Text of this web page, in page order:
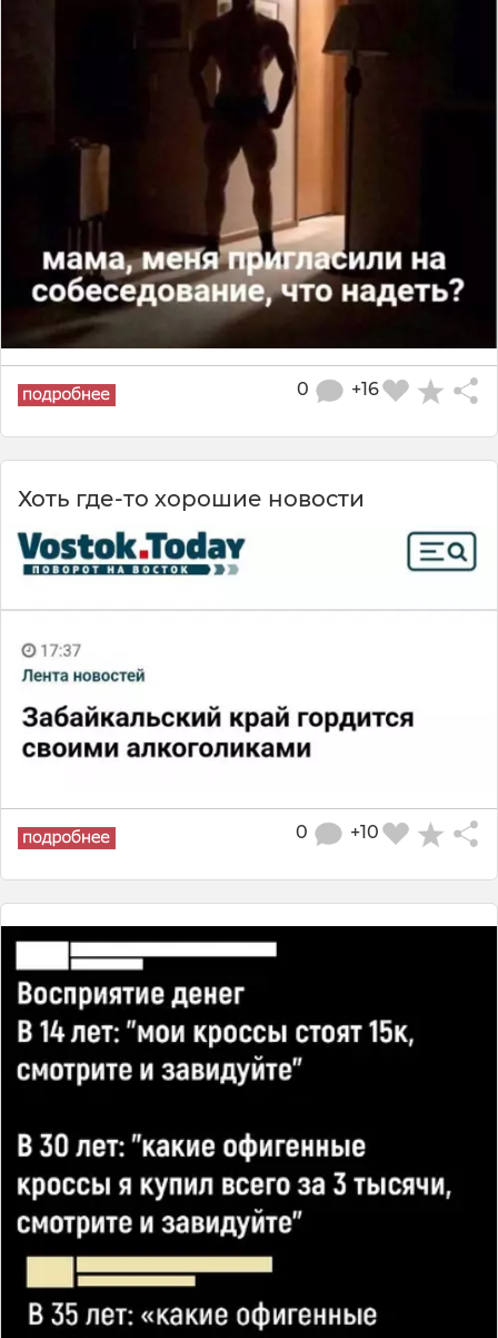
+16
0
Хоть где-то хорошие новости
+10
0